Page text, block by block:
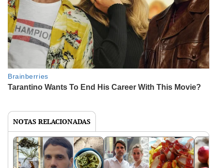
NOTAS RELACIONADAS